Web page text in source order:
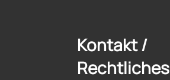
Kontakt /
Rechtliches